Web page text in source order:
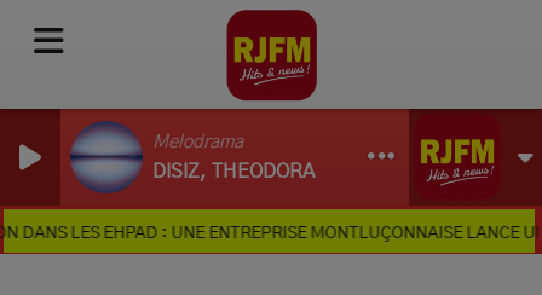
Melodrama
DISIZ, THEODORA
LES EHPAD : UNE ENTREPRISE MONTLUÇONNAISE LANCE UNE